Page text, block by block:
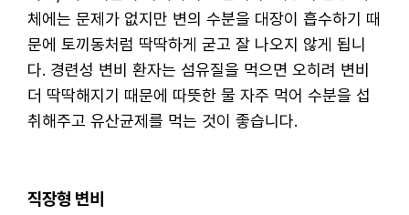
체에는 문제가 없지만 변의 수분을 대장이 흡수하기 때
문에 토끼동처럼 딱딱하게 굳고 잘 나오지 않게 됩니
다. 경련성 변비 환자는 섬유질을 먹으면 오히려 변비
더 딱딱해지기 때문에 따뜻한 물 자주 먹어 수분을 섭
취해주고 유산균제를 먹는 것이 좋습니다.
직장형 변비